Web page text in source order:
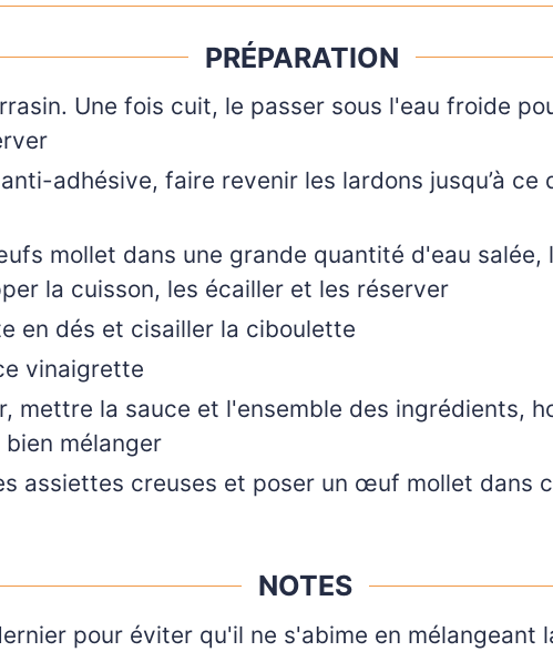
PRÉPARATION
Une fois cuit, le passer sous l'eau froide
adhésive, faire revenir les lardons jusqu’à
mollet dans une grande quantité d'eau salée,
la cuisson, les écailler et les réserver
en dés et cisailler la ciboulette
vinaigrette
mettre la sauce et l'ensemble des ingrédients,
mélanger
assiettes creuses et poser un œuf mollet dans
NOTES
pour éviter qu'il ne s'abime en mélangeant